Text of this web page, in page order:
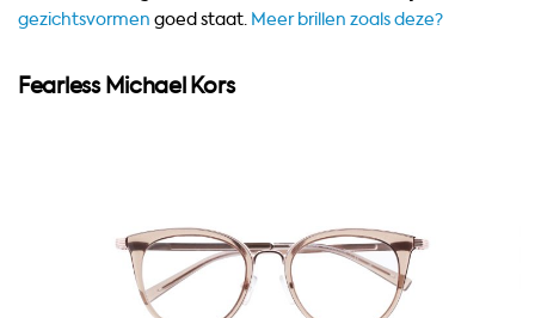
gezichtsvormen goed staat. Meer brillen zoals deze?
Fearless Michael Kors